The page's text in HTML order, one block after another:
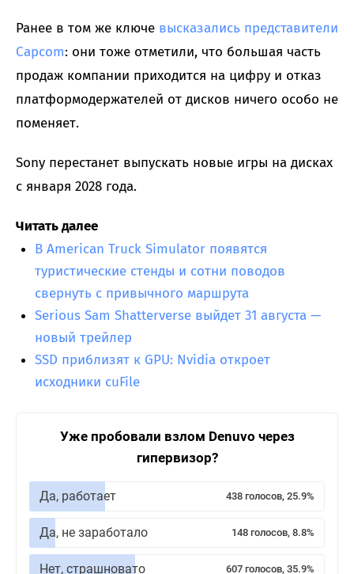
Ранее в том же ключе высказались представители
Capcom: они тоже отметили, что большая часть
продаж компании приходится на цифру и отказ
платформодержателей от дисков ничего особо не
поменяет.
Sony перестанет выпускать новые игры на дисках
с января 2028 года.
Читать далее
В American Truck Simulator появятся
туристические стенды и сотни поводов
свернуть с привычного маршрута
Serious Sam Shatterverse выйдет 31 августа —
новый трейлер
SSD приблизят к GPU: Nvidia откроет
исходники cuFile
Уже пробовали взлом Denuvo через
гипервизор?
Да, работает 438 голосов, 25.9%
Да, не заработало 148 голосов, 8.8%
Нет, страшновато 607 голосов, 35.9%